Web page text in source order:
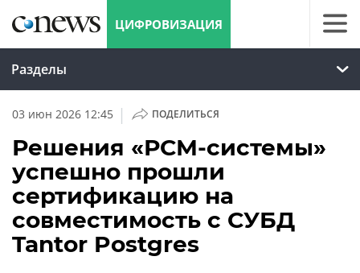
ЦИФРОВИЗАЦИЯ
Разделы
03 июн 2026 12:45 | ПОДЕЛИТЬСЯ
Решения «РСМ-системы»
успешно прошли
сертификацию на
совместимость с СУБД
Tantor Postgres